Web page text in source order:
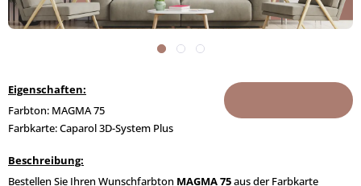
Eigenschaften:
Farbton: MAGMA 75
Farbkarte: Caparol 3D-System Plus
Beschreibung:
Bestellen Sie Ihren Wunschfarbton MAGMA 75aus der Farbkarte